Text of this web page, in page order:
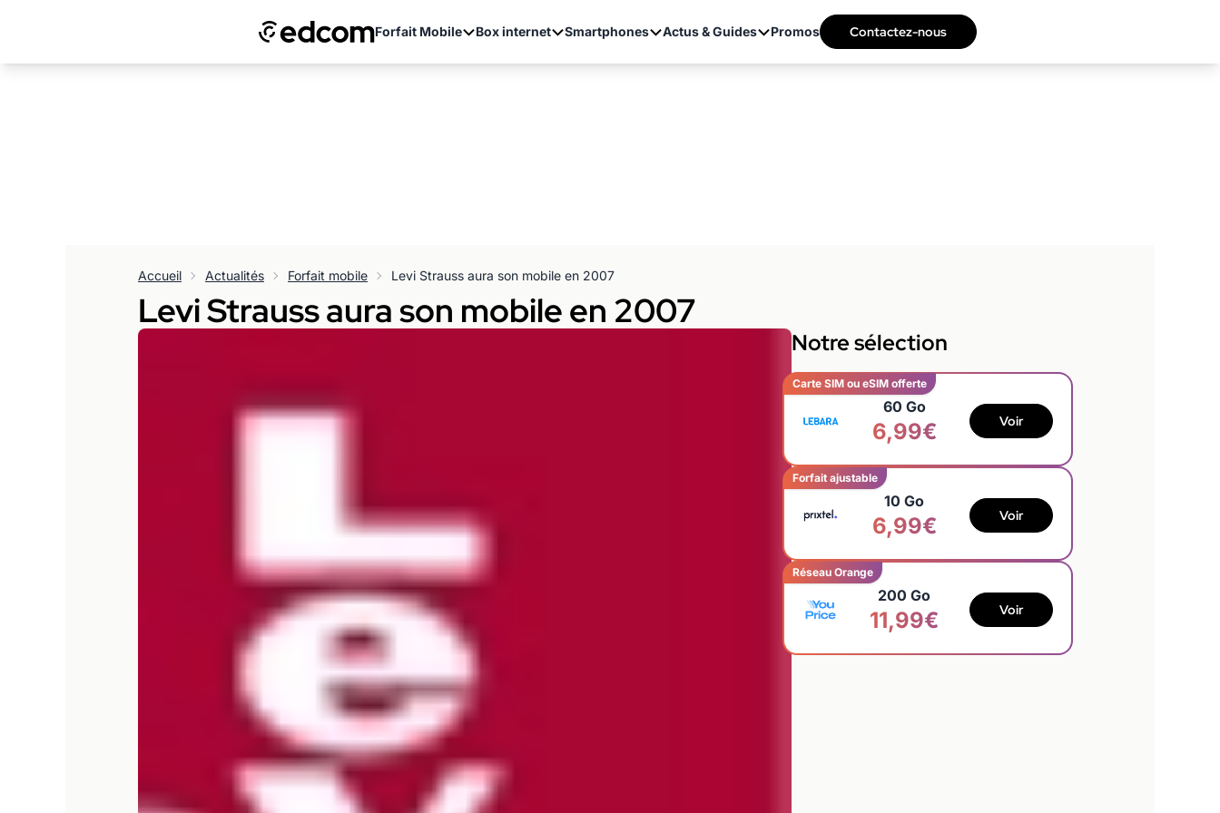
Forfait Mobile Box internet Smartphones Actus & Guides Promos Contactez-nous
Accueil Actualités Forfait mobile Levi Strauss aura son mobile en 2007
Levi Strauss aura son mobile en 2007
Notre sélection
Carte SIM ou eSIM offerte
60 Go
6,99€ Voir
Forfait ajustable
10 Go
6,99€ Voir
Réseau Orange
200 Go
11,99€ Voir